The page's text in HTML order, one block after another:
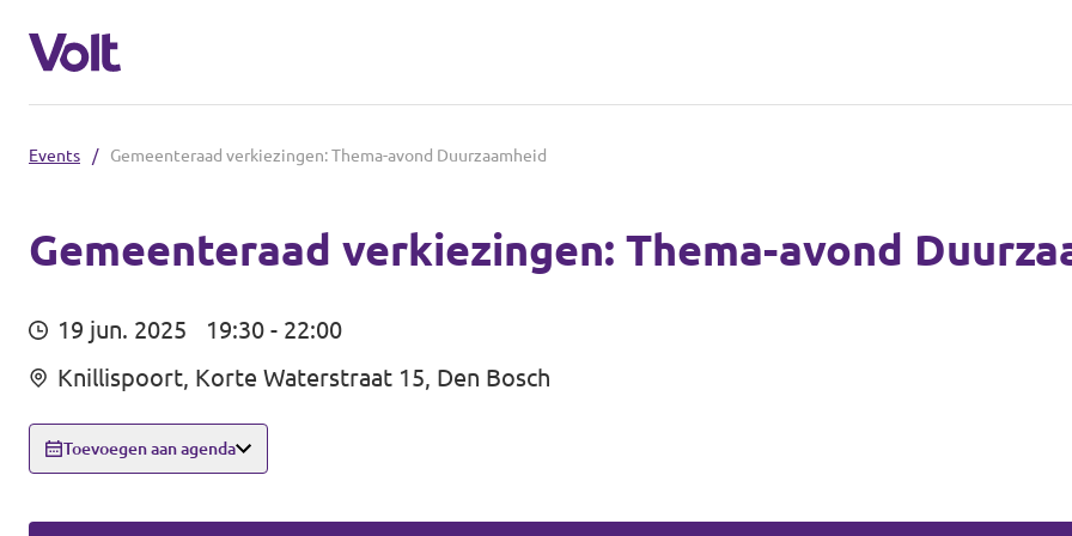
Brabantse politiek
Fractie Provincale Staten
Gemeenten
Breda
Mensen
Events / Gemeenteraad verkiezingen: Thema-avond Duurzaamheid
Gemeenteraad verkiezingen: Thema-avond
19 jun. 2025
19:30 - 22:00
Knillispoort, Korte Waterstraat 15, Den Bosch
Toevoegen aan agenda